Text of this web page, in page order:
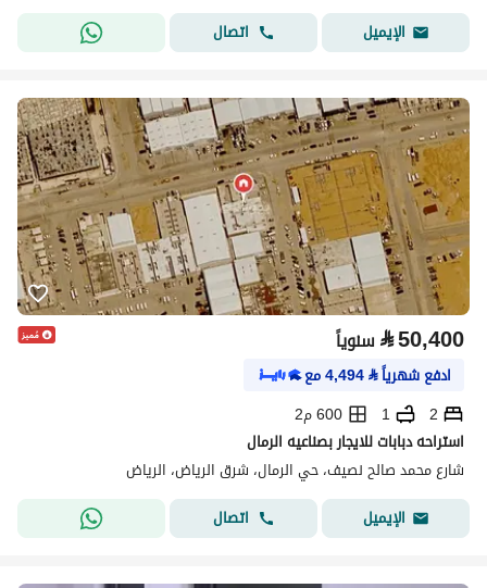
الإيميل
اتصال
⃁50,400 سنوياً
ادفع شهرياً⃁
4,494مع
2
1
600 م2
استراحه دبابات للايجار بصناعيه الرمال
شارع محمد صالح نصيف، حي الرمال، شرق الرياض، الرياض
الإيميل
اتصال